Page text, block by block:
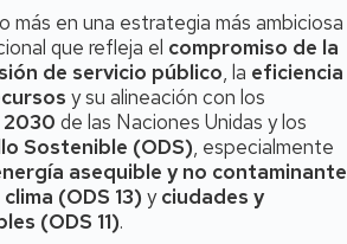
más en una estrategia más ambiciosa
que refleja el compromiso de la
de servicio público, la eficiencia
y su alineación con los
2030 de las Naciones Unidas y los
Sostenible (ODS), especialmente
asequible y no contaminante
(ODS 13) yciudades y
(ODS 11).